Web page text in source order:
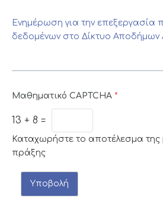
Ενημέρωση για την επεξεργασία
δεδομένων στο Δίκτυο Αποδήμων
Μαθηματικό CAPTCHA *
13 + 8 =
Καταχωρήστε το αποτέλεσμα της
πράξης
Υποβολή